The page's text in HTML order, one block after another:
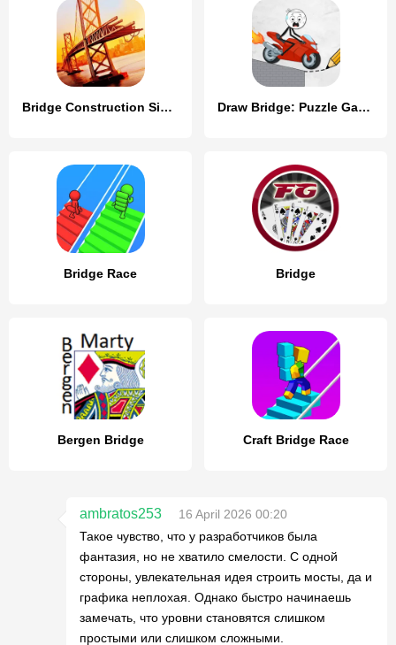
Bridge Construction Simulator Draw Bridge: Puzzle Games
Bridge Race Bridge
Bergen Bridge Craft Bridge Race
ambratos253
16 April 2026 00:20
Такое чувство, что у разработчиков была
фантазия, но не хватило смелости. С одной
стороны, увлекательная идея строить мосты, да и
графика неплохая. Однако быстро начинаешь
замечать, что уровни становятся слишком
простыми или слишком сложными.